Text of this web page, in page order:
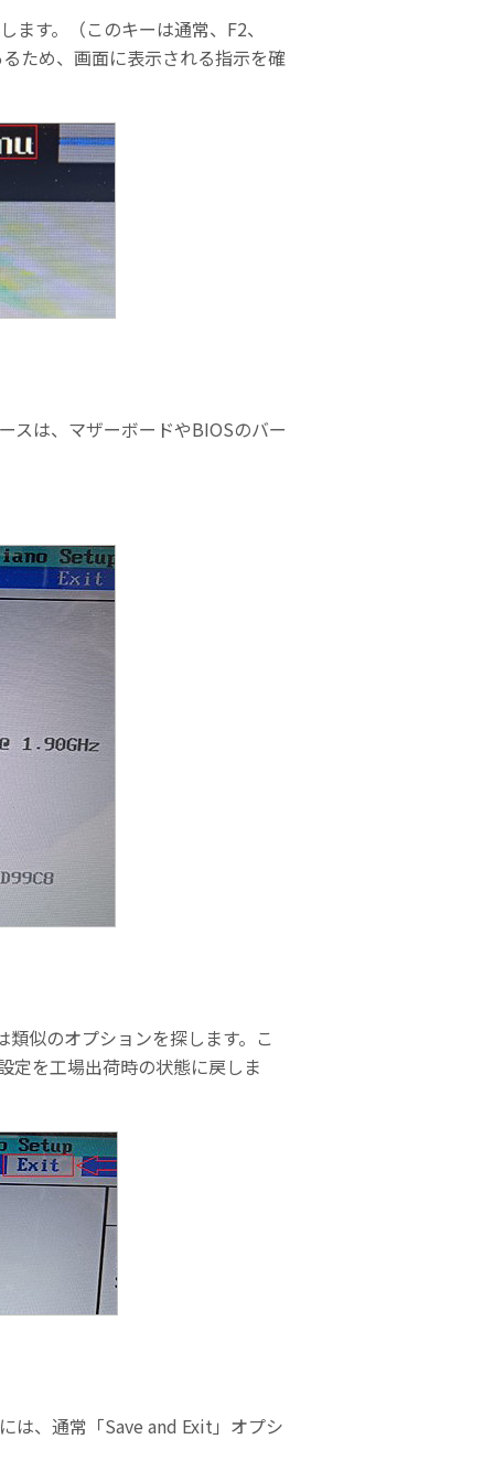
す。（このキーは通常、F2、
ため、画面に表示される指示を確
は、マザーボードやBIOSのバー
似のオプションを探します。こ
定を工場出荷時の状態に戻しま
は、通常「Save and Exit」オプシ